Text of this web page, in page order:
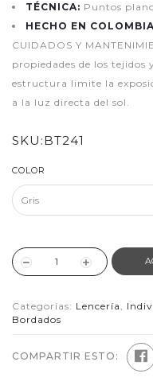
TÉCNICA: Puntos
HECHO EN
CUIDADOS Y
propiedades de los
estructura limite la
a la luz directa del sol.
SKU:BT241
COLOR
Categorías: Lencería ,
Bordados
COMPARTIR ESTO: